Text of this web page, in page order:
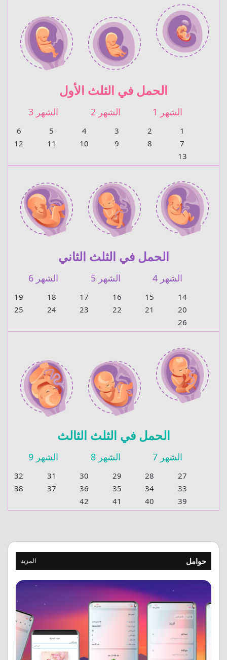
الحمل في الثلث الأول
الشهر 1 الشهر 2 الشهر 3
1
2
3
4
5
6
7
8
9
10
11
12
13
الحمل في الثلث الثاني
الشهر 4 الشهر 5 الشهر 6
14
15
16
17
18
19
20
21
22
23
24
25
26
الحمل في الثلث الثالث
الشهر 7 الشهر 8 الشهر 9
27
28
29
30
31
32
33
34
35
36
37
38
39
40
41
42
حوامل المزيد